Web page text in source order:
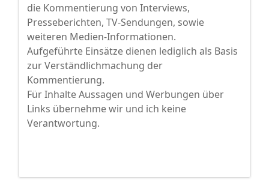
die Kommentierung von Interviews,
Presseberichten, TV-Sendungen, sowie
weiteren Medien-Informationen.
Aufgeführte Einsätze dienen lediglich als Basis
zur Verständlichmachung der
Kommentierung.
Für Inhalte Aussagen und Werbungen über
Links übernehme wir und ich keine
Verantwortung.